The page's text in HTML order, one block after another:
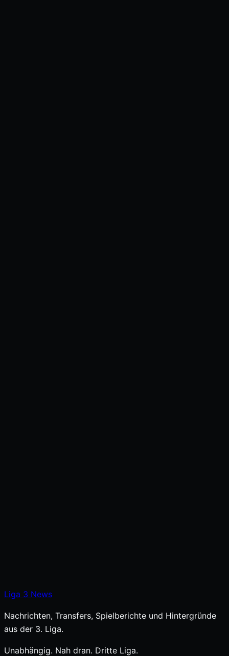
Liga 3 News
Nachrichten, Transfers, Spielberichte und Hintergründe
aus der 3. Liga.
Unabhängig. Nah dran. Dritte Liga.